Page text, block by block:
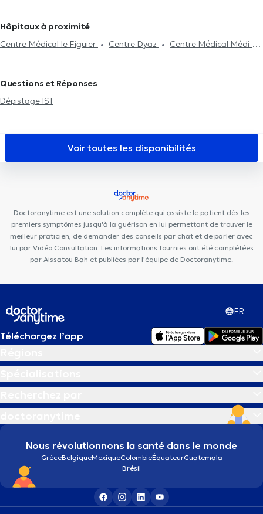
Médecins Généralistes à Etterbeek
Vilvorde
Médecins Généralistes à Uccle
Médecins Généralistes
Traitement du diabète
mésothérapie
Psychothérapie
Hôpitaux à proximité
Centre Médical le Figuier
Centre Dyaz
Centre Médical Médi-
Centre Dentaire Charles-Quint
GO Santé
Dentaire
Top Health & Care Center
Cabinet dentaire La
Centre médical Alpha Omega
VOCLIdental BASILIQUE
Centre Médical Bénès
Clinique de la Basilique
Questions et Réponses
Dépistage IST
Voir toutes les disponibilités
Doctoranytime est une solution complète qui assiste le patient dès les
premiers symptômes jusqu'à la guérison en lui permettant de trouver le
meilleur praticien, de demander des conseils par chat et de parler avec
lui par Vidéo Consultation. Les informations fournies ont été complétées
par Aissatou Bah et publiées par l'équipe de Doctoranytime.
FR
Téléchargez l’app
Nous révolutionnons la santé dans le monde
GrèceBelgiqueMexiqueColombieÉquateurGuatemala
Brésil